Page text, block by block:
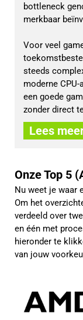
bottleneck
merkbaar
Voor veel
steeds
moderne
een goede
zonder direct
Lees
Onze Top 5
Nu weet je waar
Om het
verdeeld over
en één met
hieronder te
van jouw